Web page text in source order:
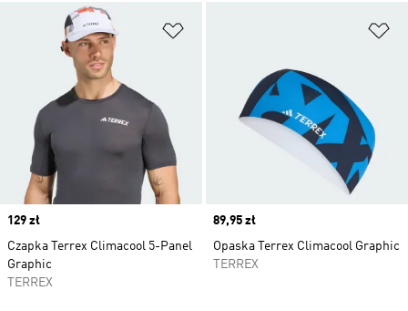
Price
129 zł
Czapka Terrex Climacool 5-Panel
Graphic
TERREX
Price
89,95 zł
Opaska Terrex Climacool Graphic
TERREX